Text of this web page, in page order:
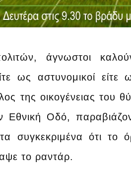
άγνωστοι
ως αστυνομικοί είτε
της οικογένειας του
Εθνική Οδό,
συγκεκριμένα ότι το
το ραντάρ.